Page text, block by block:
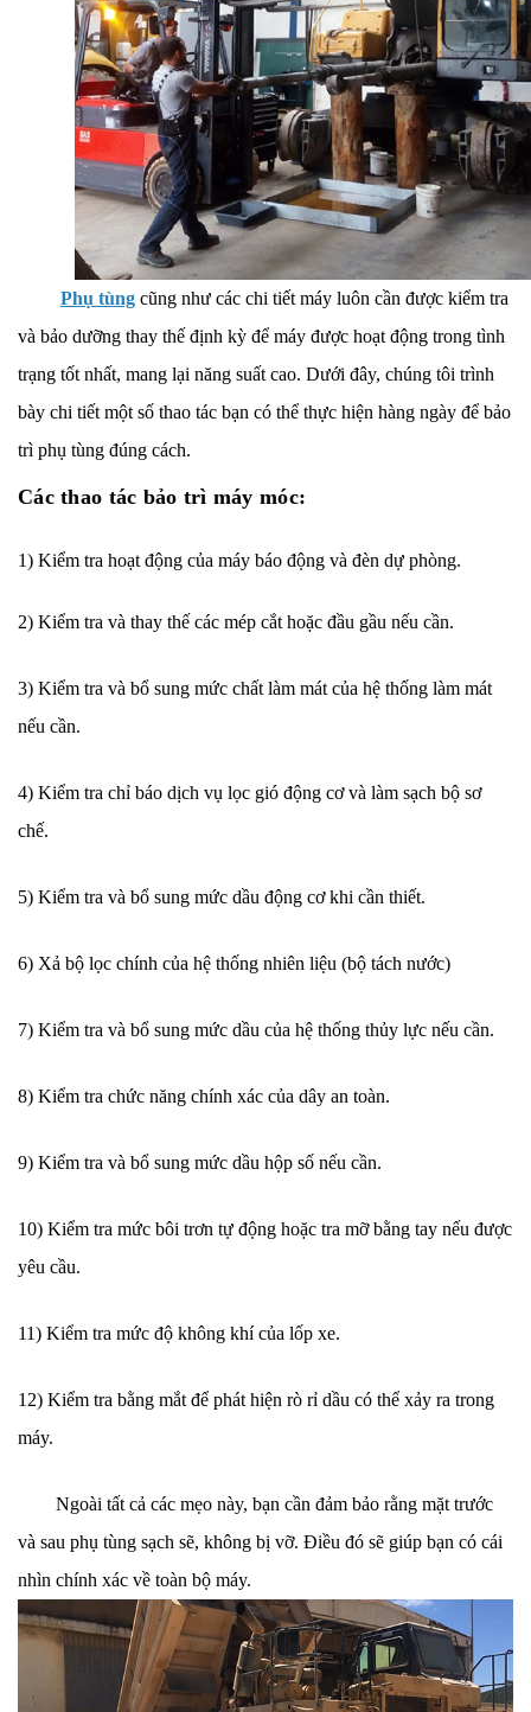
Phụ tùng cũng như các chi tiết máy luôn cần được kiểm tra
và bảo dưỡng thay thế định kỳ để máy được hoạt động trong tình
trạng tốt nhất, mang lại năng suất cao. Dưới đây, chúng tôi trình
bày chi tiết một số thao tác bạn có thể thực hiện hàng ngày để bảo
trì phụ tùng đúng cách.
Các thao tác bảo trì máy móc:
1) Kiểm tra hoạt động của máy báo động và đèn dự phòng.
2) Kiểm tra và thay thế các mép cắt hoặc đầu gầu nếu cần.
3) Kiểm tra và bổ sung mức chất làm mát của hệ thống làm mát
nếu cần.
4) Kiểm tra chỉ báo dịch vụ lọc gió động cơ và làm sạch bộ sơ
chế.
5) Kiểm tra và bổ sung mức dầu động cơ khi cần thiết.
6) Xả bộ lọc chính của hệ thống nhiên liệu (bộ tách nước)
7) Kiểm tra và bổ sung mức dầu của hệ thống thủy lực nếu cần.
8) Kiểm tra chức năng chính xác của dây an toàn.
9) Kiểm tra và bổ sung mức dầu hộp số nếu cần.
10) Kiểm tra mức bôi trơn tự động hoặc tra mỡ bằng tay nếu được
yêu cầu.
11) Kiểm tra mức độ không khí của lốp xe.
12) Kiểm tra bằng mắt để phát hiện rò rỉ dầu có thể xảy ra trong
máy.
Ngoài tất cả các mẹo này, bạn cần đảm bảo rằng mặt trước
và sau phụ tùng sạch sẽ, không bị vỡ. Điều đó sẽ giúp bạn có cái
nhìn chính xác về toàn bộ máy.